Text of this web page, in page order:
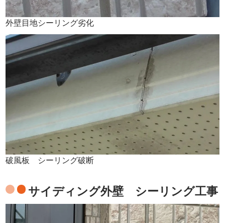
外壁目地シーリング劣化
破風板 シーリング破断
サイディング外壁 シーリング工事